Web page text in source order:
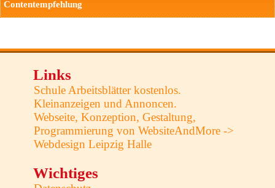
Contentempfehlung
Links
Schule Arbeitsblätter kostenlos.
Kleinanzeigen und Annoncen.
Webseite, Konzeption, Gestaltung,
Programmierung von WebsiteAndMore ->
Webdesign Leipzig Halle
Wichtiges